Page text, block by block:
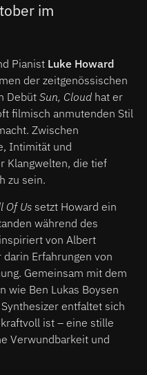
im
Pianist Luke Howard
der zeitgenössischen
Debüt Sun, Cloud hat er
filmisch anmutenden Stil
Zwischen
Intimität und
Klangwelten, die tief
zu sein.
Of Us setzt Howard ein
während des
von Albert
Erfahrungen von
Gemeinsam mit dem
wie Ben Lukas Boysen
entfaltet sich
ist – eine stille
Verwundbarkeit und